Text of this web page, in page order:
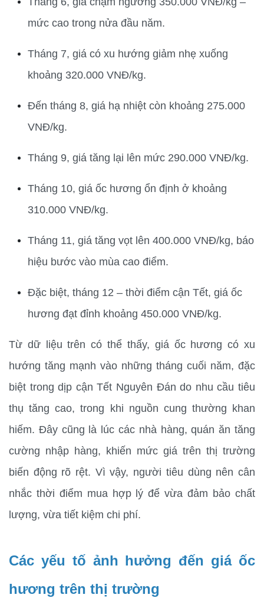
mức cao trong nửa đầu năm.
Tháng 7, giá có xu hướng giảm nhẹ xuống
khoảng 320.000 VNĐ/kg.
Đến tháng 8, giá hạ nhiệt còn khoảng 275.000
VNĐ/kg.
Tháng 9, giá tăng lại lên mức 290.000 VNĐ/kg.
Tháng 10, giá ốc hương ổn định ở khoảng
310.000 VNĐ/kg.
Tháng 11, giá tăng vọt lên 400.000 VNĐ/kg, báo
hiệu bước vào mùa cao điểm.
Đặc biệt, tháng 12 – thời điểm cận Tết, giá ốc
hương đạt đỉnh khoảng 450.000 VNĐ/kg.
Từ dữ liệu trên có thể thấy, giá ốc hương có xu
hướng tăng mạnh vào những tháng cuối năm, đặc
biệt trong dịp cận Tết Nguyên Đán do nhu cầu tiêu
thụ tăng cao, trong khi nguồn cung thường khan
hiếm. Đây cũng là lúc các nhà hàng, quán ăn tăng
cường nhập hàng, khiến mức giá trên thị trường
biến động rõ rệt. Vì vậy, người tiêu dùng nên cân
nhắc thời điểm mua hợp lý để vừa đảm bảo chất
lượng, vừa tiết kiệm chi phí.
Các yếu tố ảnh hưởng đến giá ốc
hương trên thị trường